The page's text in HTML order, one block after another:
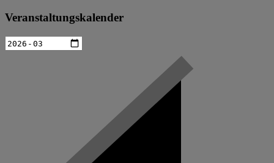
Veranstaltungskalender